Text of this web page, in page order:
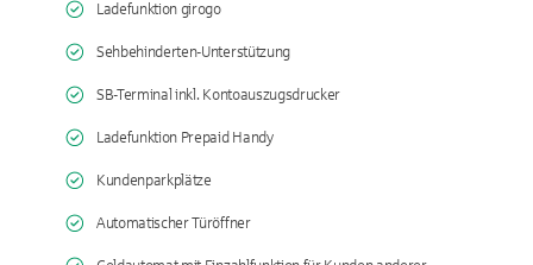
Ladefunktion girogo
Sehbehinderten-Unterstützung
SB-Terminal inkl. Kontoauszugsdrucker
Ladefunktion Prepaid Handy
Kundenparkplätze
Automatischer Türöffner